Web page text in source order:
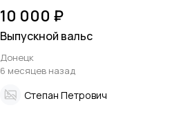
10 000 ₽
Выпускной вальс
Донецк
6 месяцев назад
Степан Петрович